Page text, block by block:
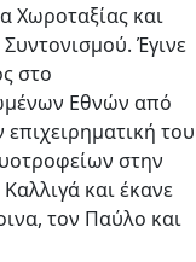
Χωροταξίας και
Έγινε
στο
Εθνών από
του
στην
και έκανε
τον Παύλο και